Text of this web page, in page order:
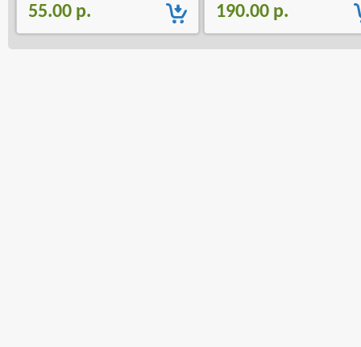
55.00 р. 190.00 р.